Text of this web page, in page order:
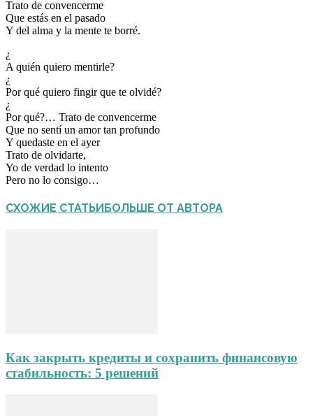
Trato de convencerme
Que estás en el pasado
Y del alma y la mente te borré.
¿
A quién quiero mentirle?
¿
Por qué quiero fingir que te olvidé?
¿
Por qué?… Trato de convencerme
Que no sentí un amor tan profundo
Y quedaste en el ayer
Trato de olvidarte,
Yo de verdad lo intento
Pero no lo consigo…
СХОЖИЕ СТАТЬИБОЛЬШЕ ОТ АВТОРА
Как закрыть кредиты и сохранить финансовую
стабильность: 5 решений